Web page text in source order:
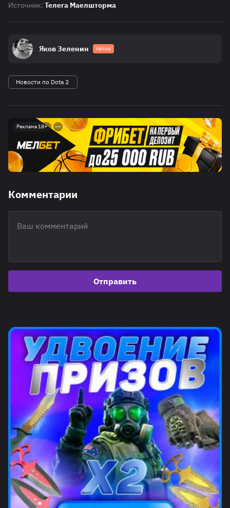
Источник: Телега Маелшторма
Яков Зеленин Автор
Новости по Dota 2
Реклама 18+
Комментарии
Отправить